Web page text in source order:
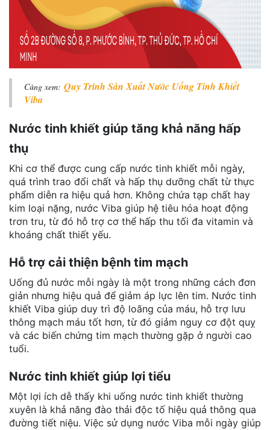
Cùng xem: Quy Trình Sản Xuất Nước Uống Tinh Khiết
Viba
Nước tinh khiết giúp tăng khả năng hấp
thụ
Khi cơ thể được cung cấp nước tinh khiết mỗi ngày,
quá trình trao đổi chất và hấp thụ dưỡng chất từ thực
phẩm diễn ra hiệu quả hơn. Không chứa tạp chất hay
kim loại nặng, nước Viba giúp hệ tiêu hóa hoạt động
trơn tru, từ đó hỗ trợ cơ thể hấp thu tối đa vitamin và
khoáng chất thiết yếu.
Hỗ trợ cải thiện bệnh tim mạch
Uống đủ nước mỗi ngày là một trong những cách đơn
giản nhưng hiệu quả để giảm áp lực lên tim. Nước tinh
khiết Viba giúp duy trì độ loãng của máu, hỗ trợ lưu
thông mạch máu tốt hơn, từ đó giảm nguy cơ đột quỵ
và các biến chứng tim mạch thường gặp ở người cao
tuổi.
Nước tinh khiết giúp lợi tiểu
Một lợi ích dễ thấy khi uống nước tinh khiết thường
xuyên là khả năng đào thải độc tố hiệu quả thông qua
đường tiết niệu. Việc sử dụng nước Viba mỗi ngày giúp